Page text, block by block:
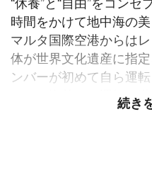
時間をかけて地中海の
マルタ国際空港からは
体が世界文化遺産に指
ンバーが初めて自ら運
れない海外での運転に
出！果たして目的地に
続き